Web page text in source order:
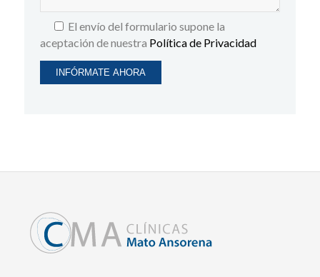
El envío del formulario supone la
aceptación de nuestra Política de Privacidad